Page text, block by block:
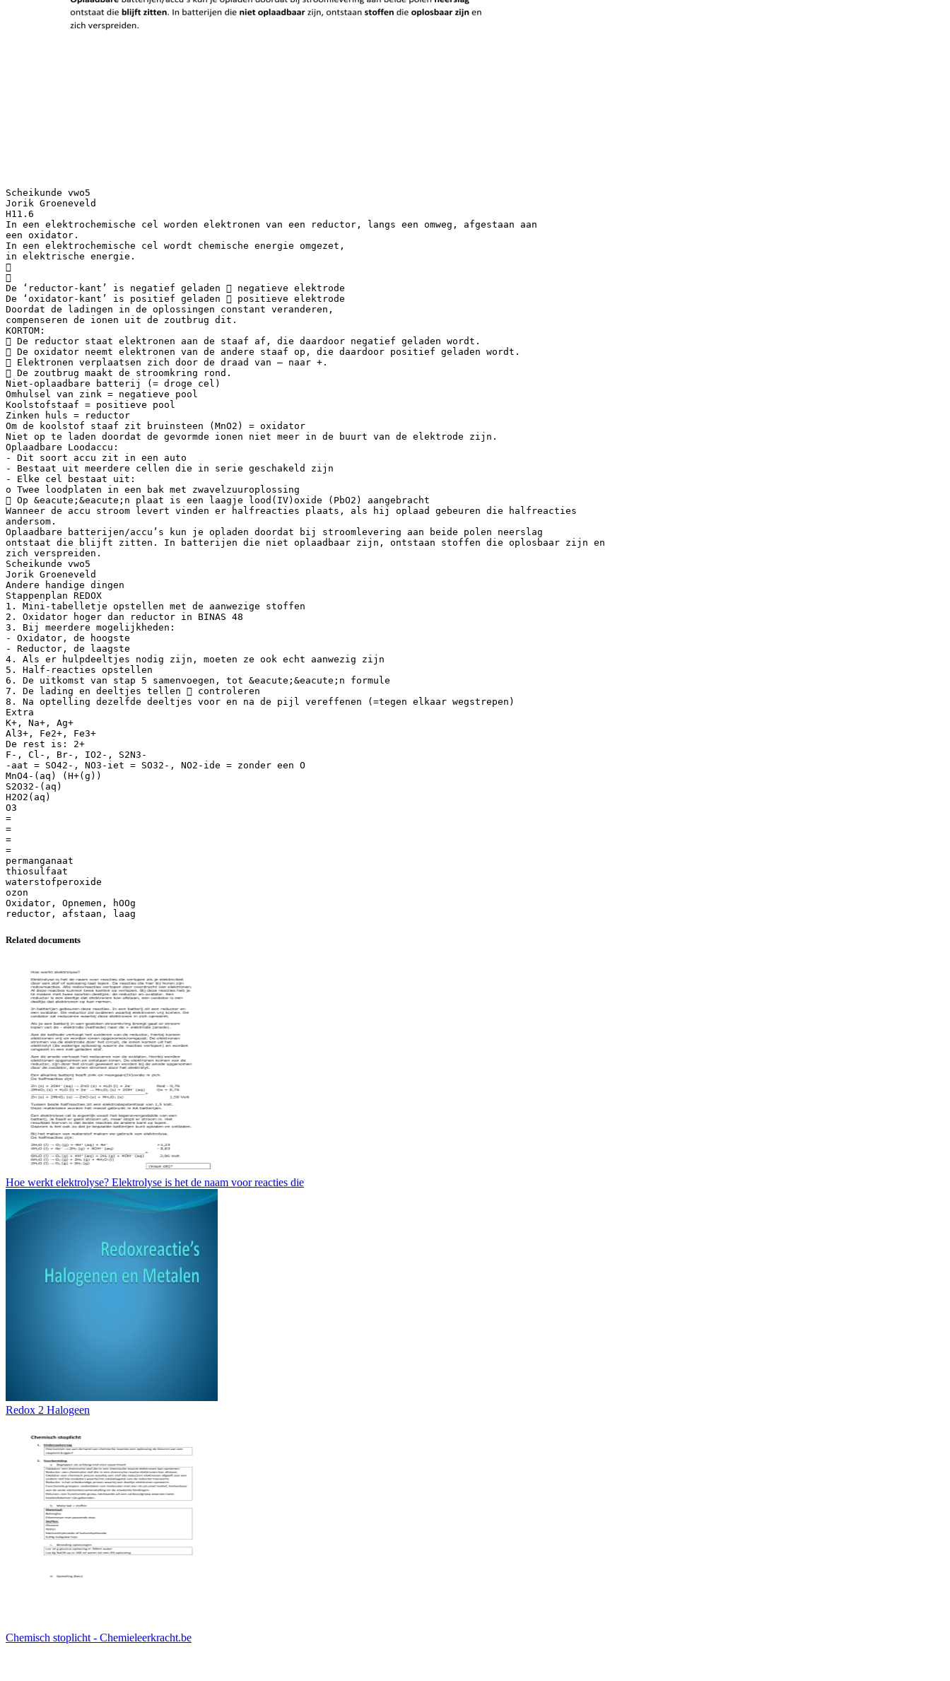
Scheikunde vwo5
Jorik Groeneveld
H11.6
In een elektrochemische cel worden elektronen van een reductor, langs een omweg, afgestaan aan
een oxidator.
In een elektrochemische cel wordt chemische energie omgezet,
in elektrische energie.


De ‘reductor-kant’ is negatief geladen  negatieve elektrode
De ‘oxidator-kant’ is positief geladen  positieve elektrode
Doordat de ladingen in de oplossingen constant veranderen,
compenseren de ionen uit de zoutbrug dit.
KORTOM:
 De reductor staat elektronen aan de staaf af, die daardoor negatief geladen wordt.
 De oxidator neemt elektronen van de andere staaf op, die daardoor positief geladen wordt.
 Elektronen verplaatsen zich door de draad van – naar +.
 De zoutbrug maakt de stroomkring rond.
Niet-oplaadbare batterij (= droge cel)
Omhulsel van zink = negatieve pool
Koolstofstaaf = positieve pool
Zinken huls = reductor
Om de koolstof staaf zit bruinsteen (MnO2) = oxidator
Niet op te laden doordat de gevormde ionen niet meer in de buurt van de elektrode zijn.
Oplaadbare Loodaccu:
- Dit soort accu zit in een auto
- Bestaat uit meerdere cellen die in serie geschakeld zijn
- Elke cel bestaat uit:
o Twee loodplaten in een bak met zwavelzuuroplossing
 Op &eacute;&eacute;n plaat is een laagje lood(IV)oxide (PbO2) aangebracht
Wanneer de accu stroom levert vinden er halfreacties plaats, als hij oplaad gebeuren die halfreacties
andersom.
Oplaadbare batterijen/accu’s kun je opladen doordat bij stroomlevering aan beide polen neerslag
ontstaat die blijft zitten. In batterijen die niet oplaadbaar zijn, ontstaan stoffen die oplosbaar zijn en
zich verspreiden.
Scheikunde vwo5
Jorik Groeneveld
Andere handige dingen
Stappenplan REDOX
1. Mini-tabelletje opstellen met de aanwezige stoffen
2. Oxidator hoger dan reductor in BINAS 48
3. Bij meerdere mogelijkheden:
- Oxidator, de hoogste
- Reductor, de laagste
4. Als er hulpdeeltjes nodig zijn, moeten ze ook echt aanwezig zijn
5. Half-reacties opstellen
6. De uitkomst van stap 5 samenvoegen, tot &eacute;&eacute;n formule
7. De lading en deeltjes tellen  controleren
8. Na optelling dezelfde deeltjes voor en na de pijl vereffenen (=tegen elkaar wegstrepen)
Extra
K+, Na+, Ag+
Al3+, Fe2+, Fe3+
De rest is: 2+
F-, Cl-, Br-, IO2-, S2N3-
-aat = SO42-, NO3-iet = SO32-, NO2-ide = zonder een O
MnO4-(aq) (H+(g))
S2O32-(aq)
H2O2(aq)
O3
=
=
=
=
permanganaat
thiosulfaat
waterstofperoxide
ozon
Oxidator, Opnemen, hOOg
Related documents
Hoe werkt elektrolyse? Elektrolyse is het de naam voor reacties die
Redox 2 Halogeen
Chemisch stoplicht - Chemieleerkracht.be